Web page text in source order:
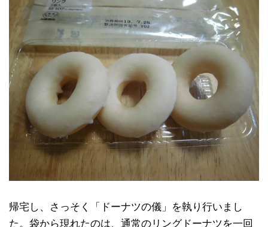
帰宅し、さっそく「ドーナツの儀」を執り行いまし
た。袋から現れたのは、通常のリングドーナツを一回